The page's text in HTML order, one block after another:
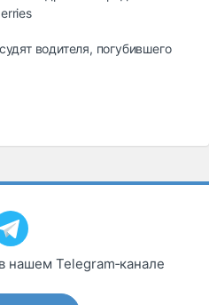
водителя, погубившего
нашем Telegram‑канале